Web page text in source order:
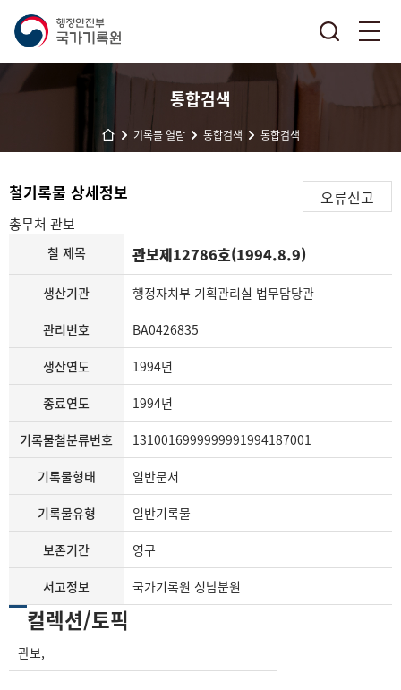
통합검색
기록물 열람 통합검색 통합검색
철기록물 상세정보 오류신고
총무처 관보
철 제목 관보제12786호(1994.8.9)
생산기관 행정자치부 기획관리실 법무담당관
관리번호 BA0426835
생산연도 1994년
종료연도 1994년
기록물철분류번호 1310016999999991994187001
기록물형태 일반문서
기록물유형 일반기록물
보존기간 영구
서고정보 국가기록원 성남분원
컬렉션/토픽
관보,